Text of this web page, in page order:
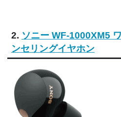
2. ソニー WF-1000XM5
ンセリングイヤホン